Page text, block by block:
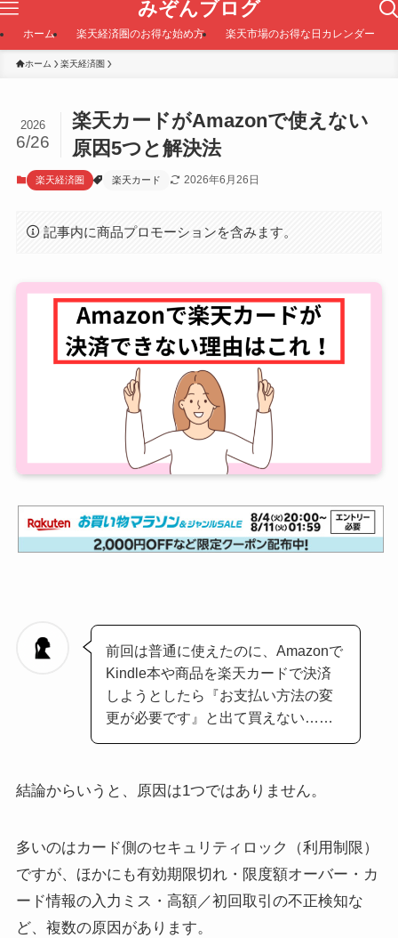
みぞんブログ
ホーム 楽天経済圏のお得な始め方 楽天市場のお得な日カレンダー
ホーム 楽天経済圏
楽天カードがAmazonで使えない
原因5つと解決法
2026
6/26
楽天経済圏 楽天カード 2026年6月26日
記事内に商品プロモーションを含みます。
前回は普通に使えたのに、Amazonで
Kindle本や商品を楽天カードで決済
しようとしたら『お支払い方法の変
更が必要です』と出て買えない……
結論からいうと、原因は1つではありません。
多いのはカード側のセキュリティロック（利用制限）
ですが、ほかにも有効期限切れ・限度額オーバー・カ
ード情報の入力ミス・高額／初回取引の不正検知な
ど、複数の原因があります。